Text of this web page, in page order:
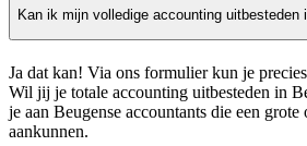
Kan ik mijn volledige accounting uitbesteden
Ja dat kan! Via ons formulier kun je
Wil jij je totale accounting uitbesteden in
je aan Beugense accountants die een
aankunnen.